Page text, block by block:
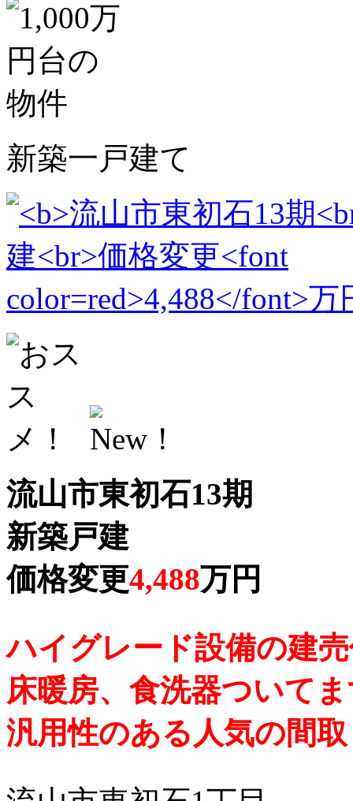
新築一戸建て
流山市東初石13期
新築戸建
価格変更4,488万円
ハイグレード設備の建
床暖房、食洗器ついて
汎用性のある人気の間